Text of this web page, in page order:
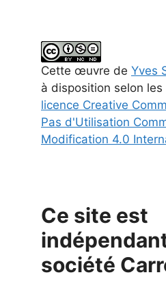
Cette œuvre de Yves
à disposition selon
licence Creative
Pas d'Utilisation
Modification 4.0
Ce site est
société